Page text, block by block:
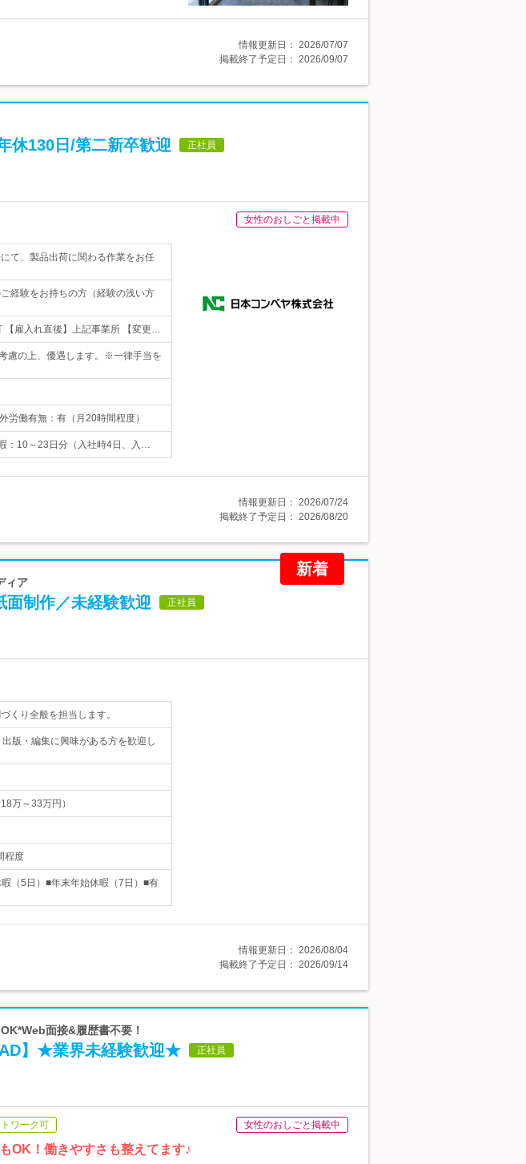
情報更新日： 2026/07/07
掲載終了予定日： 2026/09/07
130日/第二新卒歓迎 正社員
女性のおしごと掲載中
て、製品出荷に関わる作業をお任
経験をお持ちの方（経験の浅い方
【雇入れ直後】上記事業所 【変更…
慮の上、優遇します。※一律手当を
働有無：有（月20時間程度）
：10～23日分（入社時4日、入…
情報更新日： 2026/07/24
掲載終了予定日： 2026/08/20
新着
ィア
面制作／未経験歓迎 正社員
くり全般を担当します。
版・編集に興味がある方を歓迎し
万～33万円）
程度
（5日）■年末年始休暇（7日）■有
情報更新日： 2026/08/04
掲載終了予定日： 2026/09/14
面接&履歴書不要！
AD】★業界未経験歓迎★ 正社員
ワーク可 女性のおしごと掲載中
OK！働きやすさも整えてます♪